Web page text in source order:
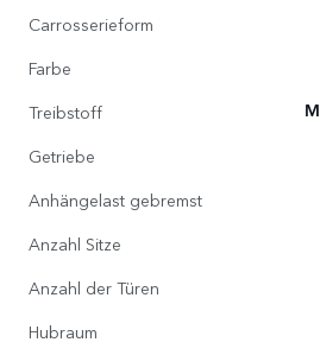
Carrosserieform
Farbe
Treibstoff
Getriebe
Anhängelast gebremst
Anzahl Sitze
Anzahl der Türen
Hubraum